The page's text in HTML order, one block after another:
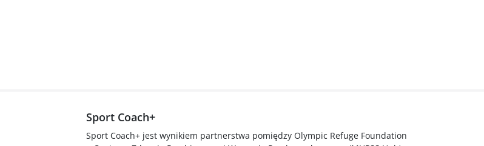
Sport Coach+
Sport Coach+ jest wynikiem partnerstwa pomiędzy Olympic Refuge Foundation